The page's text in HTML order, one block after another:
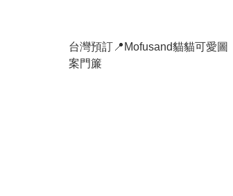
台灣預訂📍Mofusand貓貓可愛圖
案門簾